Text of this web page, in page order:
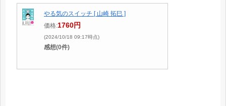
やる気のスイッチ [ 山崎 拓巳 ]
価格:1760円
(2024/10/18 09:17時点)
感想(0件)